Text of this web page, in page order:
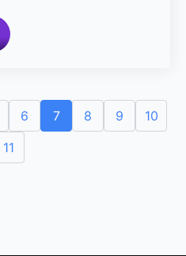
6 7 8 9
10
11